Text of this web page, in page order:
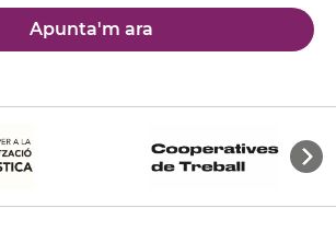
Apunta'm ara